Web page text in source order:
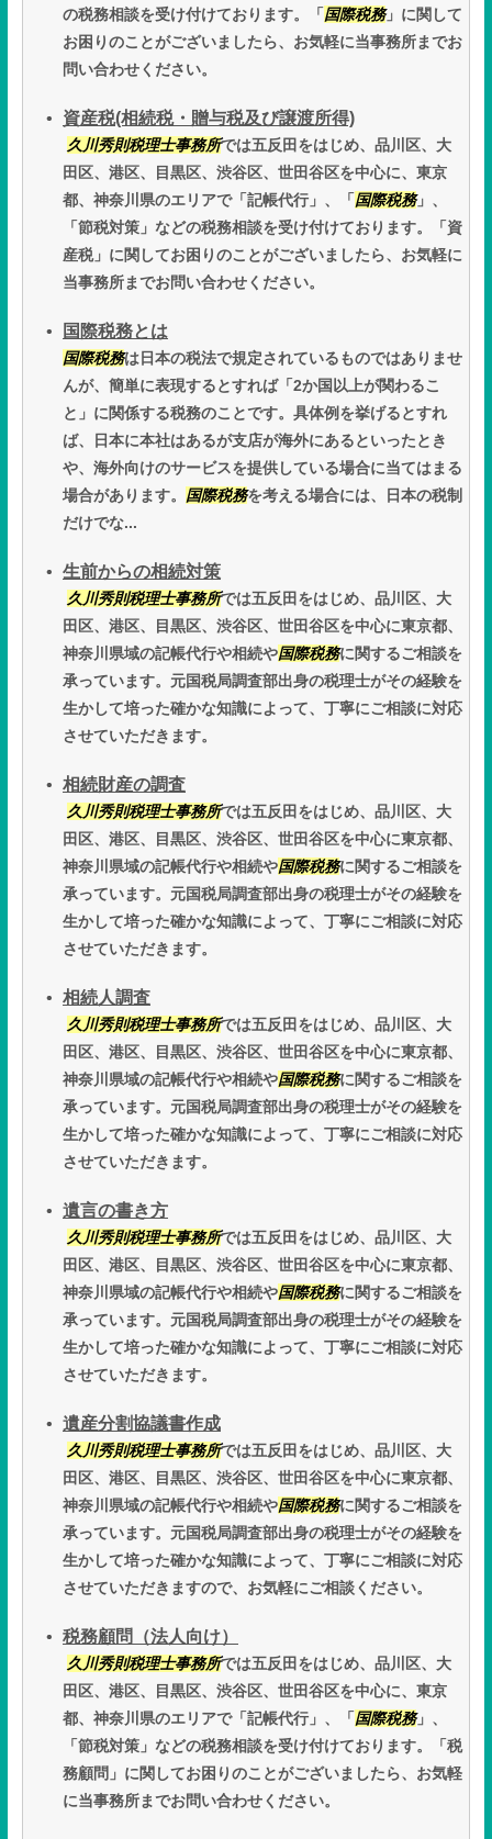
の税務相談を受け付けております。「 国際税務」に関して
お困りのことがございましたら、お気軽に当事務所までお
問い合わせください。
資産税(相続税・贈与税及び譲渡所得)
久川秀則税理士事務所では五反田をはじめ、品川区、大
田区、港区、目黒区、渋谷区、世田谷区を中心に、東京
都、神奈川県のエリアで「記帳代行」、「 国際税務」、
「節税対策」などの税務相談を受け付けております。「資
産税」に関してお困りのことがございましたら、お気軽に
当事務所までお問い合わせください。
国際税務とは
国際税務は日本の税法で規定されているものではありませ
んが、簡単に表現するとすれば「2か国以上が関わるこ
と」に関係する税務のことです。具体例を挙げるとすれ
ば、日本に本社はあるが支店が海外にあるといったとき
や、海外向けのサービスを提供している場合に当てはまる
場合があります。 国際税務を考える場合には、日本の税制
だけでな...
生前からの相続対策
久川秀則税理士事務所では五反田をはじめ、品川区、大
田区、港区、目黒区、渋谷区、世田谷区を中心に東京都、
神奈川県域の記帳代行や相続や国際税務に関するご相談を
承っています。元国税局調査部出身の税理士がその経験を
生かして培った確かな知識によって、丁寧にご相談に対応
させていただきます。
相続財産の調査
久川秀則税理士事務所では五反田をはじめ、品川区、大
田区、港区、目黒区、渋谷区、世田谷区を中心に東京都、
神奈川県域の記帳代行や相続や国際税務に関するご相談を
承っています。元国税局調査部出身の税理士がその経験を
生かして培った確かな知識によって、丁寧にご相談に対応
させていただきます。
相続人調査
久川秀則税理士事務所では五反田をはじめ、品川区、大
田区、港区、目黒区、渋谷区、世田谷区を中心に東京都、
神奈川県域の記帳代行や相続や国際税務に関するご相談を
承っています。元国税局調査部出身の税理士がその経験を
生かして培った確かな知識によって、丁寧にご相談に対応
させていただきます。
遺言の書き方
久川秀則税理士事務所では五反田をはじめ、品川区、大
田区、港区、目黒区、渋谷区、世田谷区を中心に東京都、
神奈川県域の記帳代行や相続や国際税務に関するご相談を
承っています。元国税局調査部出身の税理士がその経験を
生かして培った確かな知識によって、丁寧にご相談に対応
させていただきます。
遺産分割協議書作成
久川秀則税理士事務所では五反田をはじめ、品川区、大
田区、港区、目黒区、渋谷区、世田谷区を中心に東京都、
神奈川県域の記帳代行や相続や国際税務に関するご相談を
承っています。元国税局調査部出身の税理士がその経験を
生かして培った確かな知識によって、丁寧にご相談に対応
させていただきますので、お気軽にご相談ください。
税務顧問（法人向け）
久川秀則税理士事務所では五反田をはじめ、品川区、大
田区、港区、目黒区、渋谷区、世田谷区を中心に、東京
都、神奈川県のエリアで「記帳代行」、「 国際税務」、
「節税対策」などの税務相談を受け付けております。「税
務顧問」に関してお困りのことがございましたら、お気軽
に当事務所までお問い合わせください。